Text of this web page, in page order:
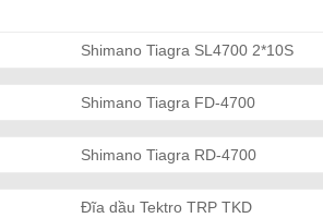
Shimano Tiagra SL4700 2*10S
Shimano Tiagra FD-4700
Shimano Tiagra RD-4700
Đĩa dầu Tektro TRP TKD